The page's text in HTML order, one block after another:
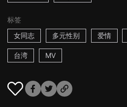
标签
女同志
多元性别 爱情
台湾 MV